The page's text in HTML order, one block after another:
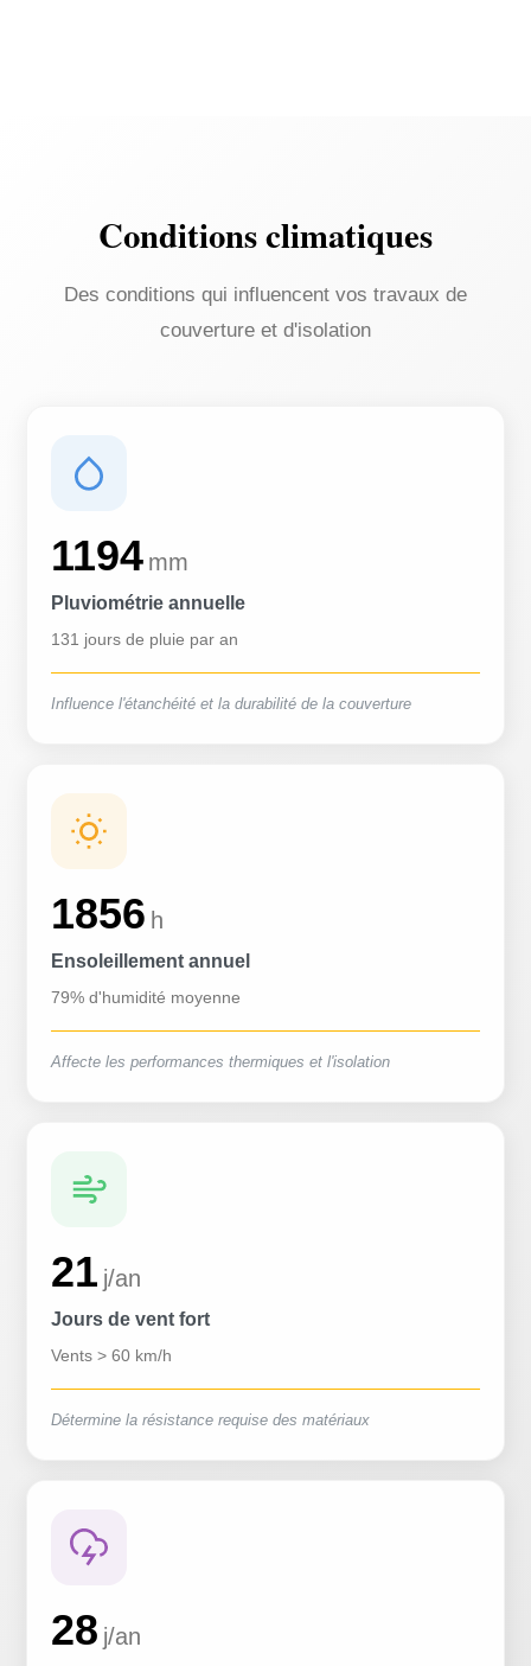
Conditions climatiques
Des conditions qui influencent vos travaux de
couverture et d'isolation
1194 mm
Pluviométrie annuelle
131 jours de pluie par an
Influence l'étanchéité et la durabilité de la couverture
1856 h
Ensoleillement annuel
79% d'humidité moyenne
Affecte les performances thermiques et l'isolation
21 j/an
Jours de vent fort
Vents > 60 km/h
Détermine la résistance requise des matériaux
28 j/an